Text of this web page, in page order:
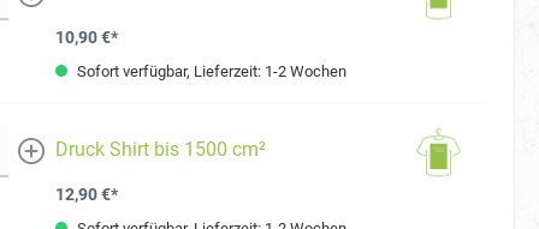
mehr
10,90 €*
Sofort verfügbar, Lieferzeit: 1-2 Wochen
mehr
Druck Shirt bis 1500 cm²
12,90 €*